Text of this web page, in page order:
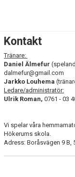
BILDGALLERI
DOKUMENT
Kontakt
Tränare:
Daniel Älmefur
dalmefur@gmail.com
Jarkko Louhema
Ledare/administratör:
Ulrik Roman, 0761 - 03
Vi spelar våra
Hökerums skola.
Adress: Boråsvägen 9 B,